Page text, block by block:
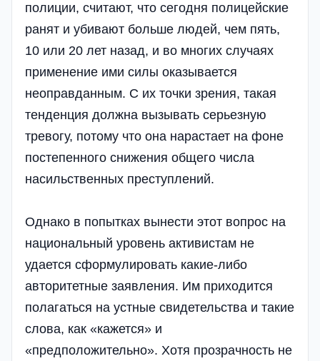
полиции, считают, что сегодня полицейские
ранят и убивают больше людей, чем пять,
10 или 20 лет назад, и во многих случаях
применение ими силы оказывается
неоправданным. С их точки зрения, такая
тенденция должна вызывать серьезную
тревогу, потому что она нарастает на фоне
постепенного снижения общего числа
насильственных преступлений.
Однако в попытках вынести этот вопрос на
национальный уровень активистам не
удается сформулировать какие-либо
авторитетные заявления. Им приходится
полагаться на устные свидетельства и такие
слова, как «кажется» и
«предположительно». Хотя прозрачность не